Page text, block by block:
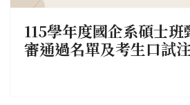
115學年度國企系碩士班
審通過名單及考生口試